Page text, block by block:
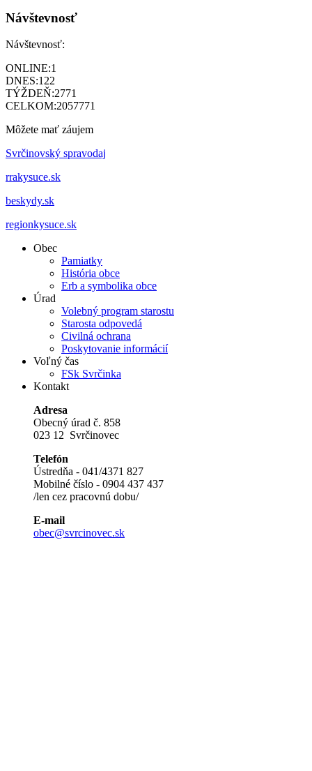
Návštevnosť
Návštevnosť:
ONLINE:1
DNES:122
TÝŽDEŇ:2771
CELKOM:2057771
Môžete mať záujem
Svrčinovský spravodaj
rrakysuce.sk
beskydy.sk
regionkysuce.sk
Obec
Pamiatky
História obce
Erb a symbolika obce
Úrad
Volebný program starostu
Starosta odpovedá
Civilná ochrana
Poskytovanie informácií
Voľný čas
FSk Svrčinka
Kontakt
Adresa
Obecný úrad č. 858
023 12 Svrčinovec
Telefón
Ústredňa - 041/4371 827
Mobilné číslo - 0904 437 437
/len cez pracovnú dobu/
E-mail
obec@svrcinovec.sk